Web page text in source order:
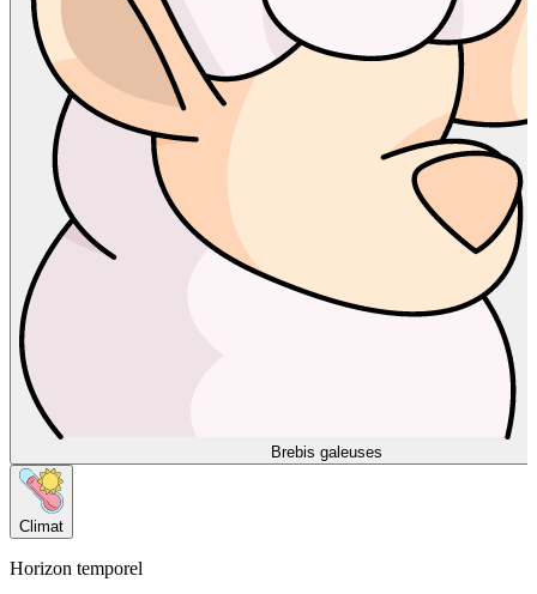
Brebis galeuses
Climat
Horizon temporel